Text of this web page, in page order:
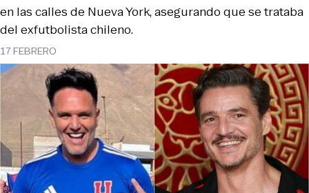
17 FEBRERO
en las calles de Nueva York, asegurando que se trataba
del exfutbolista chileno.